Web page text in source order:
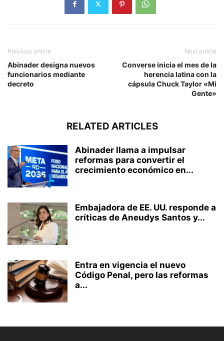
Previous article
Abinader designa nuevos
funcionarios mediante
decreto
Next article
Converse inicia el mes de la
herencia latina con la
cápsula Chuck Taylor «Mi
Gente»
RELATED ARTICLES
Abinader llama a impulsar
reformas para convertir el
crecimiento económico en...
Embajadora de EE. UU. responde a
críticas de Aneudys Santos y...
Entra en vigencia el nuevo
Código Penal, pero las reformas
a...